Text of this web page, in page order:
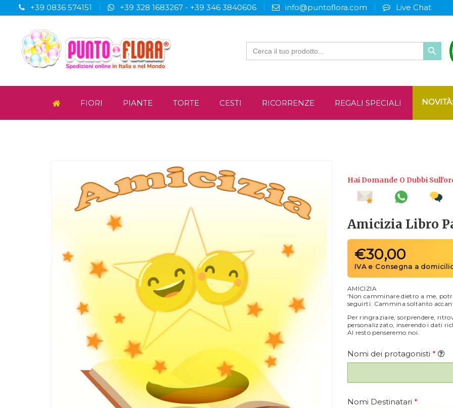
+39 0836 574151 +39 328 1683267 - +39 346 3840606 info@puntoflora.com Live Chat
Search
for:
FIORI PIANTE TORTE CESTI RICORRENZE REGALI SPECIALI
Hai Domande O Dubbi
Amicizia Libro
€30,00
AMICIZIA
‘Non camminare dietro a me,
seguirti. Cammina soltanto
Per ringraziare, sorprendere,
personalizzato, inserendo i dati
Al resto penseremo noi.
Nomi dei protagonisti *
Nomi Destinatari *